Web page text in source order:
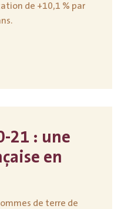
de +10,1 % par
21 : une
en
de terre de